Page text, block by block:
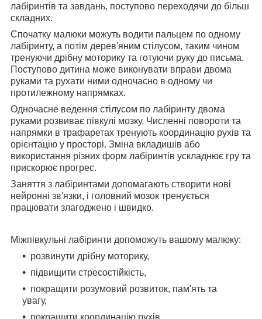
лабіринтів та завдань, поступово переходячи до більш
складних.
Спочатку малюки можуть водити пальцем по одному
лабіринту, а потім дерев'яним стілусом, таким чином
тренуючи дрібну моторику та готуючи руку до письма.
Поступово дитина може виконувати вправи двома
руками та рухати ними одночасно в одному чи
протилежному напрямках.
Одночасне ведення стілусом по лабіринту двома
руками розвиває півкулі мозку. Численні повороти та
напрямки в трафаретах тренують координацію рухів та
орієнтацію у просторі. Зміна вкладишів або
використання різних форм лабіринтів ускладнює гру та
прискорює прогрес.
Заняття з лабіринтами допомагають створити нові
нейронні зв'язки, і головний мозок тренується
працювати злагоджено і швидко.
Міжпівкульні лабіринти допоможуть вашому малюку:
розвинути дрібну моторику,
підвищити стресостійкість,
покращити розумовий розвиток, пам'ять та
увагу,
покращити координацію рухів,